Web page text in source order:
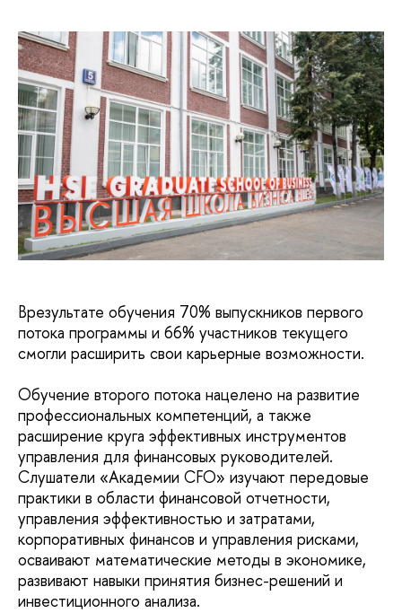
Врезультате обучения 70% выпускников первого
потока программы и 66% участников текущего
смогли расширить свои карьерные возможности.
Обучение второго потока нацелено на развитие
профессиональных компетенций, а также
расширение круга эффективных инструментов
управления для финансовых руководителей.
Слушатели «Академии CFO» изучают передовые
практики в области финансовой отчетности,
управления эффективностью и затратами,
корпоративных финансов и управления рисками,
осваивают математические методы в экономике,
развивают навыки принятия бизнес-решений и
инвестиционного анализа.